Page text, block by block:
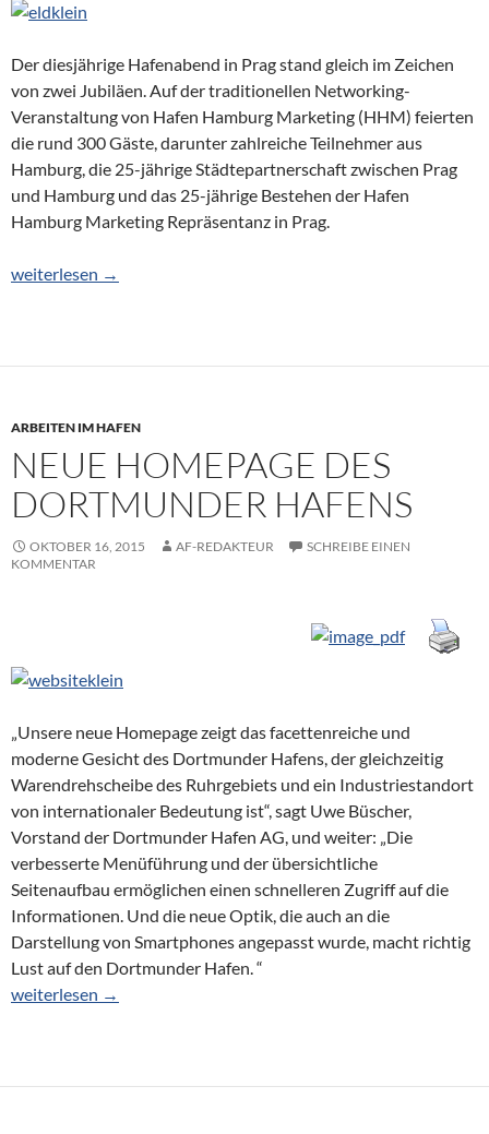
Der diesjährige Hafenabend in Prag stand gleich im Zeichen
von zwei Jubiläen. Auf der traditionellen Networking-
Veranstaltung von Hafen Hamburg Marketing (HHM) feierten
die rund 300 Gäste, darunter zahlreiche Teilnehmer aus
Hamburg, die 25-jährige Städtepartnerschaft zwischen Prag
und Hamburg und das 25-jährige Bestehen der Hafen
Hamburg Marketing Repräsentanz in Prag.
Prag und Hamburg feiern Partnerschaft
weiterlesen →
ARBEITEN IM HAFEN
NEUE HOMEPAGE DES
DORTMUNDER HAFENS
OKTOBER 16, 2015 AF-REDAKTEUR
SCHREIBE EINEN
KOMMENTAR
„Unsere neue Homepage zeigt das facettenreiche und
moderne Gesicht des Dortmunder Hafens, der gleichzeitig
Warendrehscheibe des Ruhrgebiets und ein Industriestandort
von internationaler Bedeutung ist“, sagt Uwe Büscher,
Vorstand der Dortmunder Hafen AG, und weiter: „Die
verbesserte Menüführung und der übersichtliche
Seitenaufbau ermöglichen einen schnelleren Zugriff auf die
Informationen. Und die neue Optik, die auch an die
Darstellung von Smartphones angepasst wurde, macht richtig
Lust auf den Dortmunder Hafen. “
Neue Homepage des Dortmunder Hafens
weiterlesen →